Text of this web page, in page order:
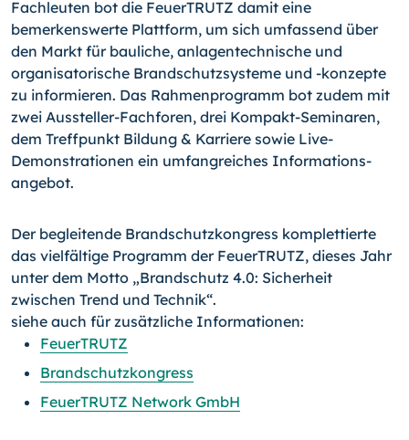
Fachleuten bot die FeuerTRUTZ damit eine
bemerkenswerte Plattform, um sich umfassend über
den Markt für bauliche, anlagentechnische und
organisatorische Brandschutzsysteme und -konzepte
zu informieren. Das Rahmenprogramm bot zudem mit
zwei Aussteller-Fachforen, drei Kompakt-Seminaren,
dem Treffpunkt Bildung & Karriere sowie Live-
Demonstrationen ein umfangreiches Informations-
angebot.
Der begleitende Brandschutzkongress komplettierte
das vielfältige Programm der FeuerTRUTZ, dieses Jahr
unter dem Motto „Brandschutz 4.0: Sicherheit
zwischen Trend und Technik“.
siehe auch für zusätzliche Informationen:
FeuerTRUTZ
Brandschutzkongress
FeuerTRUTZ Network GmbH